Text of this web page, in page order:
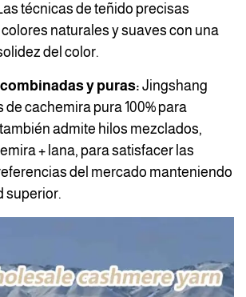
técnicas de teñido precisas
naturales y suaves con una
del color.
y puras: Jingshang
de cachemira pura 100% para
admite hilos mezclados,
+ lana, para satisfacer las
del mercado manteniendo
superior.